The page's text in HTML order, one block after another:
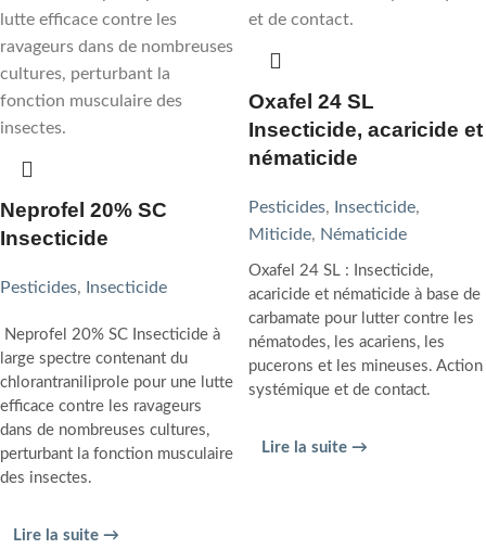
Neprofel 20% SC
Insecticide
Pesticides, Insecticide
Neprofel 20% SC Insecticide à
large spectre contenant du
chlorantraniliprole pour une lutte
efficace contre les ravageurs
dans de nombreuses cultures,
perturbant la fonction musculaire
des insectes.
Lire la suite →
Oxafel 24 SL
Insecticide, acaricide et
nématicide
Pesticides, Insecticide,
Miticide, Nématicide
Oxafel 24 SL : Insecticide,
acaricide et nématicide à base de
carbamate pour lutter contre les
nématodes, les acariens, les
pucerons et les mineuses. Action
systémique et de contact.
Lire la suite →